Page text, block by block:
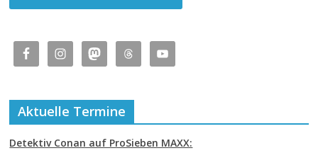
Aktuelle Termine
Detektiv Conan auf ProSieben MAXX: